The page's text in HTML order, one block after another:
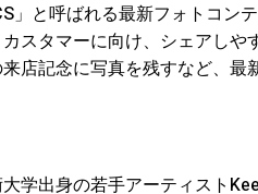
」と呼ばれる最新フォトコン
スタマーに向け、シェアし
店記念に写真を残すなど、最
学出身の若手アーティスト